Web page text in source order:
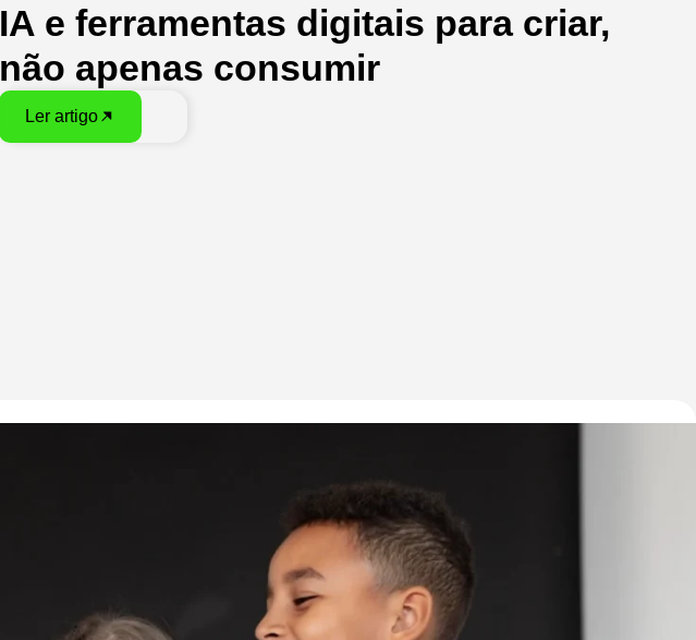
IA e ferramentas digitais para criar,
não apenas consumir
Ler artigo